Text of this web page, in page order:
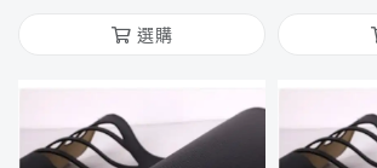
選購